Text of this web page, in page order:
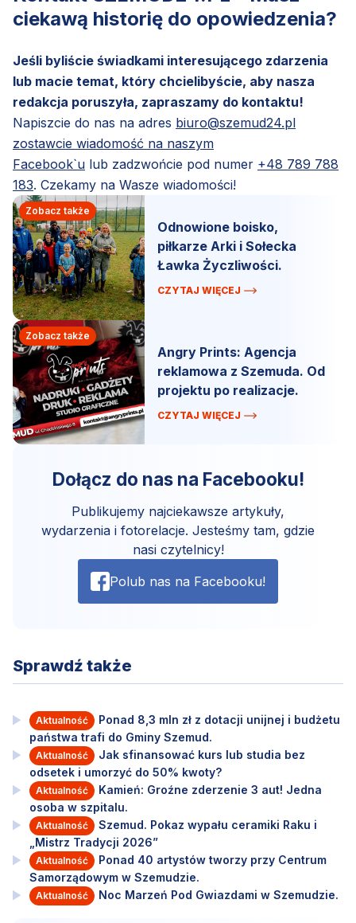
ciekawą historię do opowiedzenia?
Jeśli byliście świadkami interesującego zdarzenia
lub macie temat, który chcielibyście, aby nasza
redakcja poruszyła, zapraszamy do kontaktu!
Napiszcie do nas na adres biuro@szemud24.pl
zostawcie wiadomość na naszym
Facebook`u lub zadzwońcie pod numer +48 789 788
183. Czekamy na Wasze wiadomości!
Zobacz także
Odnowione boisko,
piłkarze Arki i Sołecka
Ławka Życzliwości.
CZYTAJ WIĘCEJ
Zobacz także
Angry Prints: Agencja
reklamowa z Szemuda. Od
projektu po realizacje.
CZYTAJ WIĘCEJ
Dołącz do nas na Facebooku!
Publikujemy najciekawsze artykuły,
wydarzenia i fotorelacje. Jesteśmy tam, gdzie
nasi czytelnicy!
Polub nas na Facebooku!
Sprawdź także
Aktualność
Ponad 8,3 mln zł z dotacji unijnej i budżetu
państwa trafi do Gminy Szemud.
Aktualność
Jak sfinansować kurs lub studia bez
odsetek i umorzyć do 50% kwoty?
Aktualność
Kamień: Groźne zderzenie 3 aut! Jedna
osoba w szpitalu.
Aktualność
Szemud. Pokaz wypału ceramiki Raku i
„Mistrz Tradycji 2026”
Aktualność
Ponad 40 artystów tworzy przy Centrum
Samorządowym w Szemudzie.
Aktualność Noc Marzeń Pod Gwiazdami w Szemudzie.